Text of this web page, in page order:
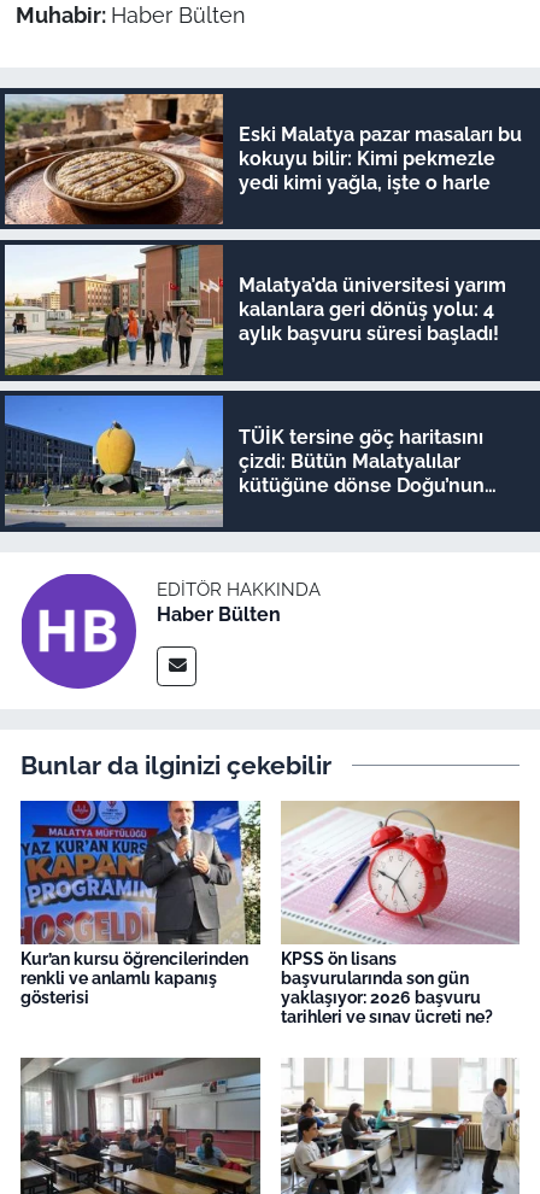
Muhabir: Haber Bülten
Eski Malatya pazar masaları bu
kokuyu bilir: Kimi pekmezle
yedi kimi yağla, işte o harle
Malatya’da üniversitesi yarım
kalanlara geri dönüş yolu: 4
aylık başvuru süresi başladı!
TÜİK tersine göç haritasını
çizdi: Bütün Malatyalılar
kütüğüne dönse Doğu’nun
EDITÖR HAKKINDA
Haber Bülten
Bunlar da ilginizi çekebilir
Kur’an kursu öğrencilerinden
renkli ve anlamlı kapanış
gösterisi
KPSS ön lisans
başvurularında son gün
yaklaşıyor: 2026 başvuru
tarihleri ve sınav ücreti ne?